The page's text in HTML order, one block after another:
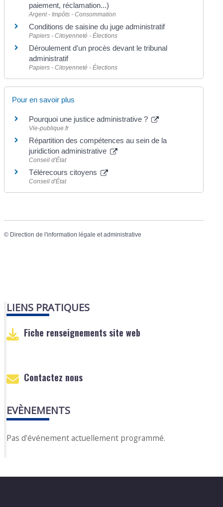
paiement, réclamation...)
Argent - Impôts - Consommation
Conditions de saisine du juge administratif
Papiers - Citoyenneté - Élections
Déroulement d'un procès devant le tribunal
administratif
Papiers - Citoyenneté - Élections
Pour en savoir plus
Pourquoi une justice administrative ?
Vie-publique.fr
Répartition des compétences au sein de la
juridiction administrative
Conseil d'État
Télérecours citoyens
Conseil d'État
© Direction de l'information légale et administrative
LIENS PRATIQUES
Fiche renseignements site web
Contactez nous
EVÈNEMENTS
Pas d'événement actuellement programmé.